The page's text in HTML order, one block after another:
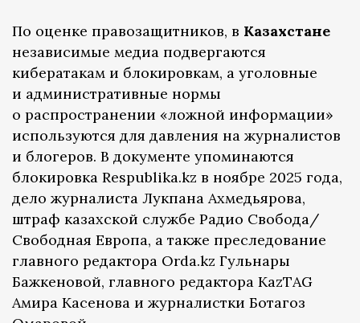
По оценке правозащитников, в Казахстане
независимые медиа подвергаются
кибератакам и блокировкам, а уголовные
и административные нормы
о распространении «ложной информации»
используются для давления на журналистов
и блогеров. В документе упоминаются
блокировка Respublika.kz в ноябре 2025 года,
дело журналиста Лукпана Ахмедьярова,
штраф казахской службе Радио Свобода/
Свободная Европа, а также преследование
главного редактора Orda.kz Гульнары
Бажкеновой, главного редактора KazTAG
Амира Касенова и журналистки Ботагоз